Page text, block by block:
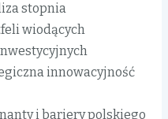
stopnia
wiodących
innowacyjność
i bariery polskiego